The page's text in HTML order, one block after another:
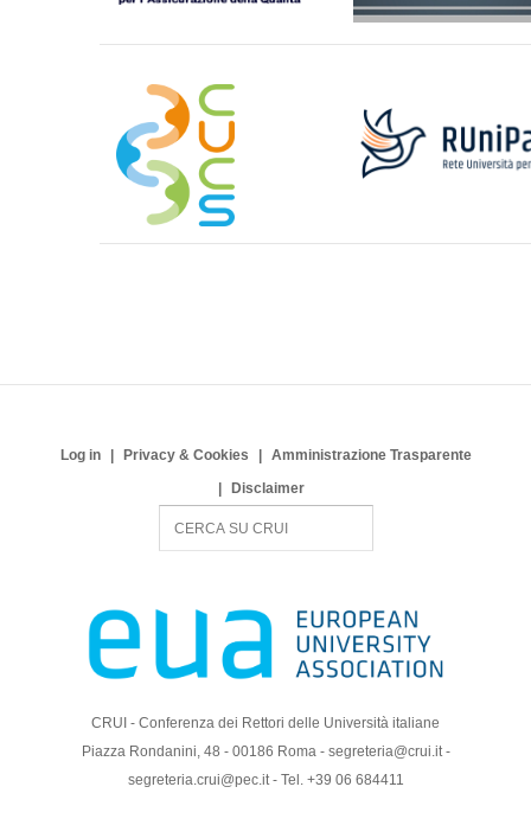
Log in Privacy & Cookies
Amministrazione Trasparente
Disclaimer
c
CRUI - Conferenza dei Rettori delle Università italiane
Piazza Rondanini, 48 - 00186 Roma - segreteria@crui.it -
segreteria.crui@pec.it - Tel. +39 06 684411